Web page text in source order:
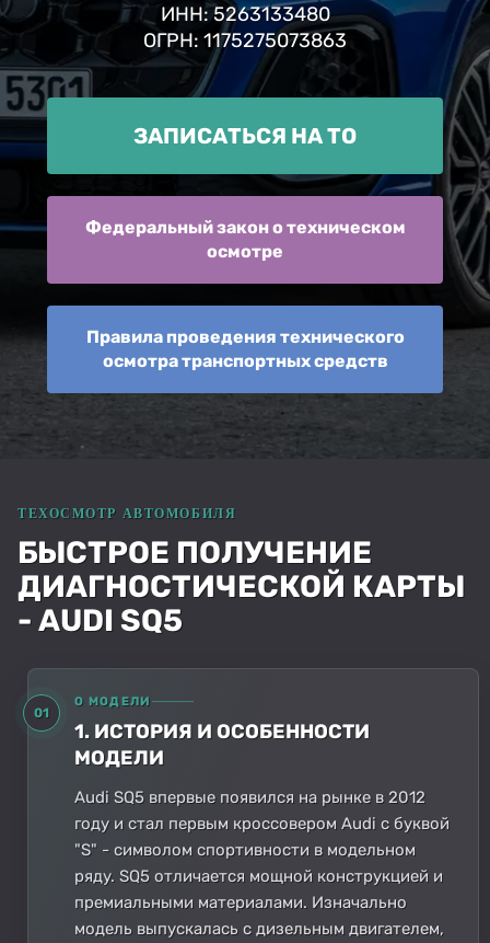
ИНН: 5263133480
ОГРН: 1175275073863
ЗАПИСАТЬСЯ НА ТО
Федеральный закон о техническом
осмотре
Правила проведения технического
осмотра транспортных средств
БЫСТРОЕ ПОЛУЧЕНИЕ
ДИАГНОСТИЧЕСКОЙ КАРТЫ
- AUDI SQ5
01
О МОДЕЛИ
1. ИСТОРИЯ И ОСОБЕННОСТИ
МОДЕЛИ
Audi SQ5 впервые появился на рынке в 2012
году и стал первым кроссовером Audi с буквой
"S" - символом спортивности в модельном
ряду. SQ5 отличается мощной конструкцией и
премиальными материалами. Изначально
модель выпускалась с дизельным двигателем,